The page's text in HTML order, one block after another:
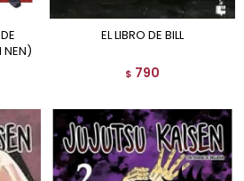
NEN)
EL LIBRO DE BILL
$ 790